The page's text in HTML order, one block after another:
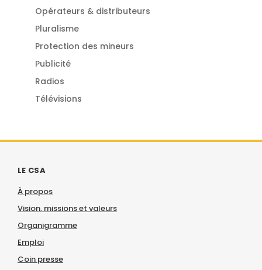
Opérateurs & distributeurs
Pluralisme
Protection des mineurs
Publicité
Radios
Télévisions
LE CSA
À propos
Vision, missions et valeurs
Organigramme
Emploi
Coin presse